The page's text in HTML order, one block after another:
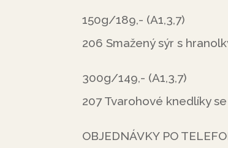
150g/189,- (A1,3,7)
206 Smažený sýr s
300g/149,- (A1,3,7)
207 Tvarohové knedlíky
OBJEDNÁVKY PO